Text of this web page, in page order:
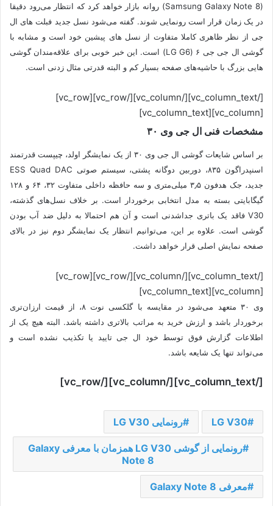
(Samsung Galaxy Note 8) روانه بازار خواهد کرد که انتظار می‌رود دقیقا
در یک زمان قرار است رونمایی شوند. گفته می‌شود نسل جدید فبلت های ال
جی از نظر ظاهری کاملا متفاوت از نسل های پیشین خود است و مشابه با
گوشی ال جی جی ۶ (LG G6) است. این خبر خوبی برای علاقه‌مندان گوشی
هایی بزرگ با حاشیه‌های صفحه بسیار کم و البته قدرتی مثال زدنی است.
[/vc_column_text][/vc_column][/vc_row][vc_row]
[vc_column][vc_column_text]
مشخصات فنی ال جی وی ۳۰
بر اساس شایعات گوشی ال جی وی ۳۰ از یک نمایشگر اولد، چیپست قدرتمند
اسنپدراگون ۸۳۵، دوربین دوگانه پشتی، سیستم صوتی ESS Quad DAC
جدید، جک هدفون ۳٫۵ میلی‌متری و سه حافظه داخلی متفاوت ۳۲، ۶۴ و ۱۲۸
گیگابایتی بسته به مدل انتخابی برخوردار است. بر خلاف نسل‌های گذشته،
V30 فاقد یک باتری جداشدنی است و آن هم احتمالا به دلیل ضد آب بودن
گوشی است. علاوه بر این، می‌توانیم انتظار یک نمایشگر دوم نیز در بالای
صفحه نمایش اصلی قرار خواهد داشت.
[/vc_column_text][/vc_column][/vc_row][vc_row]
[vc_column][vc_column_text]
وی ۳۰ متعهد می‌شود در مقایسه با گلکسی نوت ۸، از قیمت ارزان‌تری
برخوردار باشد و ارزش خرید به مراتب بالاتری داشته باشد. البته هیچ یک از
اطلاعات گزارش فوق توسط خود ال جی تایید یا تکذیب نشده است و
می‌تواند تنها یک شایعه باشد.
[/vc_column_text][/vc_column][/vc_row]
LG V30 رونمایی LG V30
رونمایی از گوشی LG V30 همزمان با معرفی Galaxy
Note 8
معرفی Galaxy Note 8